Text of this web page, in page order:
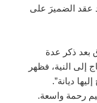
عقد الضميرَ على
بعد ذكر عدة
إلى النية، فظهر
ديانة”.